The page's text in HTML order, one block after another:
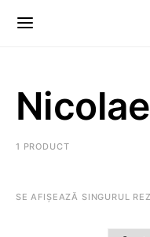
1 PRODUCT
SE AFIȘEAZĂ SINGURUL